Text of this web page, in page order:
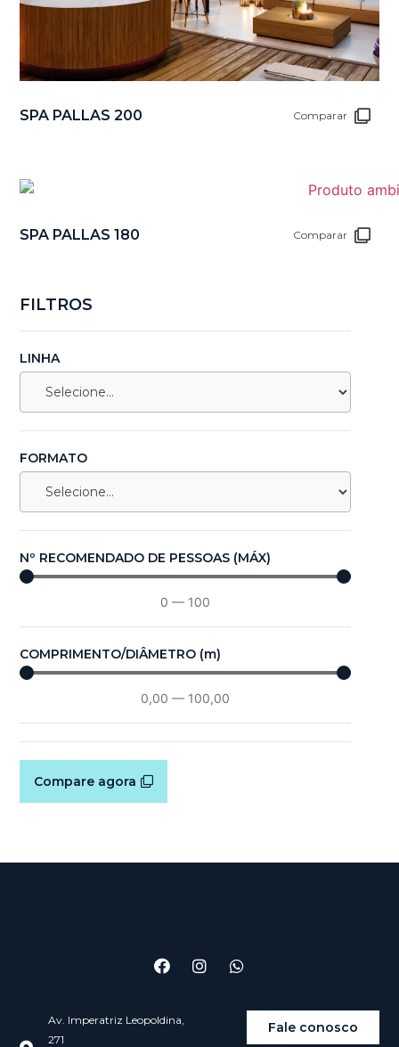
FILTROS
LINHA
FORMATO
Nº RECOMENDADO DE PESSOAS (MÁX)
0 — 100
COMPRIMENTO/DIÂMETRO (m)
0,00 — 100,00
Compare agora
SPA PALLAS 200 Comparar
SPA PALLAS 180 Comparar
Av. Imperatriz Leopoldina,
271
Fale conosco